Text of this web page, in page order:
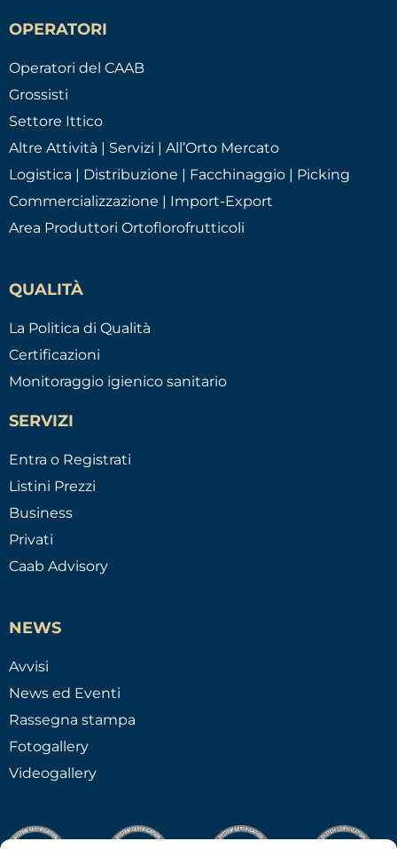
OPERATORI
Operatori del CAAB
Grossisti
Settore Ittico
Altre Attività | Servizi | All’Orto Mercato
Logistica | Distribuzione | Facchinaggio | Picking
Commercializzazione | Import-Export
Area Produttori Ortoflorofrutticoli
QUALITÀ
La Politica di Qualità
Certificazioni
Monitoraggio igienico sanitario
SERVIZI
Entra o Registrati
Listini Prezzi
Business
Privati
Caab Advisory
NEWS
Avvisi
News ed Eventi
Rassegna stampa
Fotogallery
Videogallery